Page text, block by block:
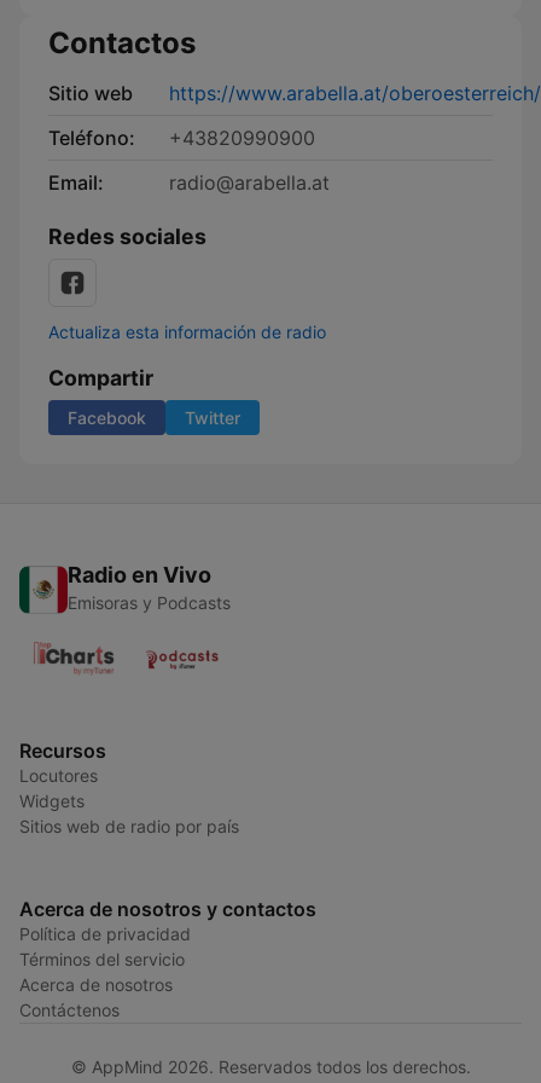
Contactos
Sitio web
https://www.arabella.at/oberoesterreich/
Teléfono:
+43820990900
Email:
radio@arabella.at
Redes sociales
Actualiza esta información de radio
Compartir
Facebook Twitter
Radio en Vivo
Emisoras y Podcasts
Recursos
Locutores
Widgets
Sitios web de radio por país
Acerca de nosotros y contactos
Política de privacidad
Términos del servicio
Acerca de nosotros
Contáctenos
© AppMind 2026. Reservados todos los derechos.